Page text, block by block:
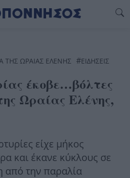
ΤΗΣ ΩΡΑΊΑΣ ΕΛΈΝΗΣ #ΕΙΔΗΣΕΙΣ
έκοβε…βόλτες
Ωραίας Ελένης,
είχε μήκος
και έκανε κύκλους σε
από την παραλία